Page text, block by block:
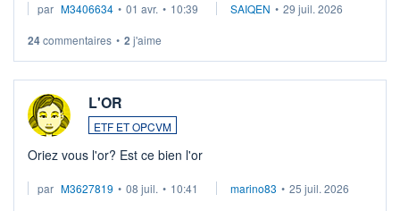
par M3406634 • 01 avr. • 10:39 SAIQEN • 29 juil. 2026
24commentaires • 2 j'aime
L'OR
ETF ET OPCVM
Oriez vous l'or? Est ce bien l'or
par M3627819 • 08 juil. • 10:41 marino83 • 25 juil. 2026